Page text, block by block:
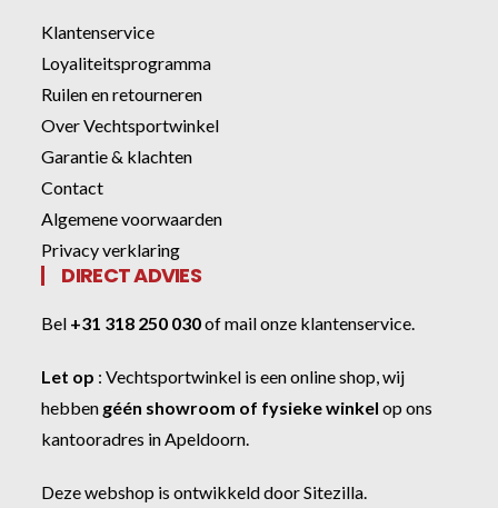
Klantenservice
Loyaliteitsprogramma
Ruilen en retourneren
Over Vechtsportwinkel
Garantie & klachten
Contact
Algemene voorwaarden
Privacy verklaring
DIRECT ADVIES
Bel +31 318 250 030ofmail onze klantenservice.
Let op :Vechtsportwinkel is een online shop, wij
hebben géén showroom of fysieke winkel op ons
kantooradres in Apeldoorn.
Deze webshop is ontwikkeld doorSitezilla.